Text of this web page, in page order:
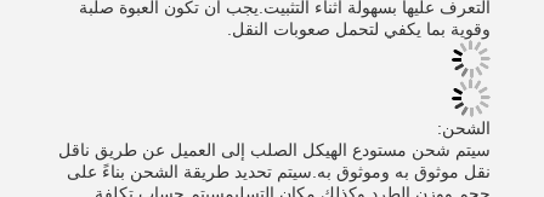
التعرف عليها بسهولة أثناء التثبيت.يجب أن تكون العبوة صلبة
وقوية بما يكفي لتحمل صعوبات النقل.
الشحن:
سيتم شحن مستودع الهيكل الصلب إلى العميل عن طريق ناقل
نقل موثوق به وموثوق به.سيتم تحديد طريقة الشحن بناءً على